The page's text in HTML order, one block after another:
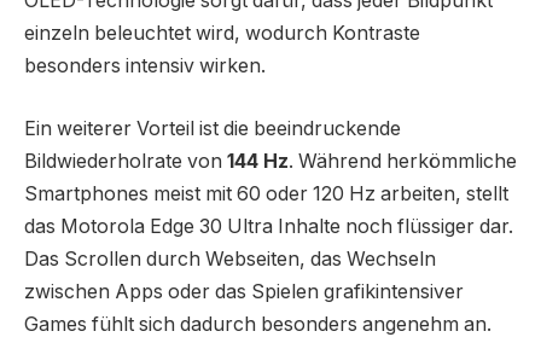
einzeln beleuchtet wird, wodurch Kontraste
besonders intensiv wirken.
Ein weiterer Vorteil ist die beeindruckende
Bildwiederholrate von 144 Hz. Während herkömmliche
Smartphones meist mit 60 oder 120 Hz arbeiten, stellt
das Motorola Edge 30 Ultra Inhalte noch flüssiger dar.
Das Scrollen durch Webseiten, das Wechseln
zwischen Apps oder das Spielen grafikintensiver
Games fühlt sich dadurch besonders angenehm an.